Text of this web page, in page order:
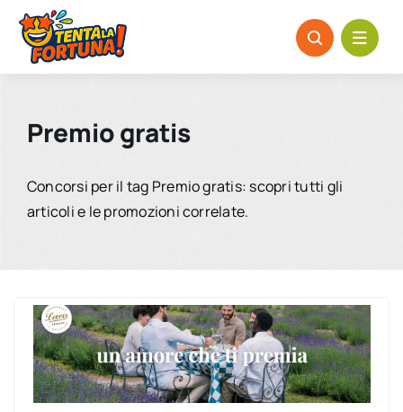
Salta
contenuto
Premio gratis
Concorsi per il tag Premio gratis: scopri tutti gli
articoli e le promozioni correlate.